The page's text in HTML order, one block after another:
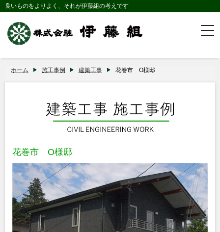
良いものをよりよく、それが伊藤組の考えです
ホーム 施工事例 建築工事 花巻市 O様邸
花巻市 O様邸